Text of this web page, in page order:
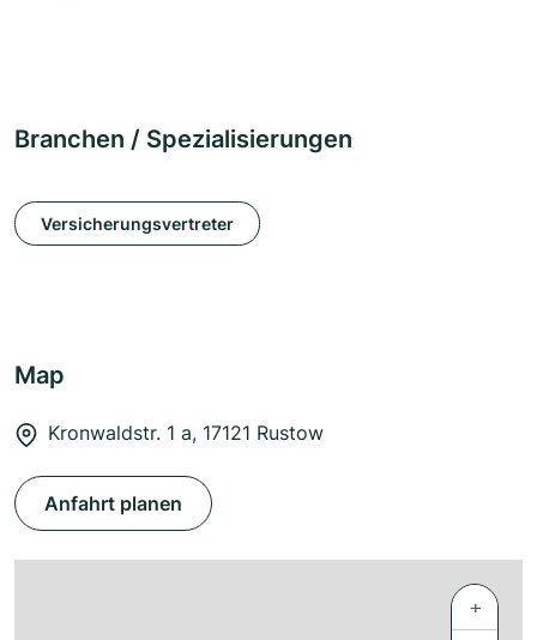
Branchen / Spezialisierungen
Versicherungsvertreter
Map
Kronwaldstr. 1 a, 17121 Rustow
Anfahrt planen
+